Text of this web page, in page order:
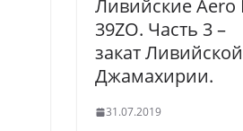
Ливийские Aero
39ZO. Часть 3 –
закат Ливийской
Джамахирии.
31.07.2019